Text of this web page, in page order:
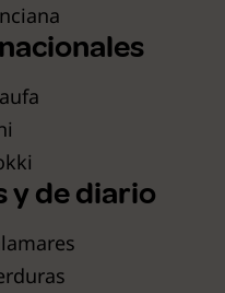
y de diario